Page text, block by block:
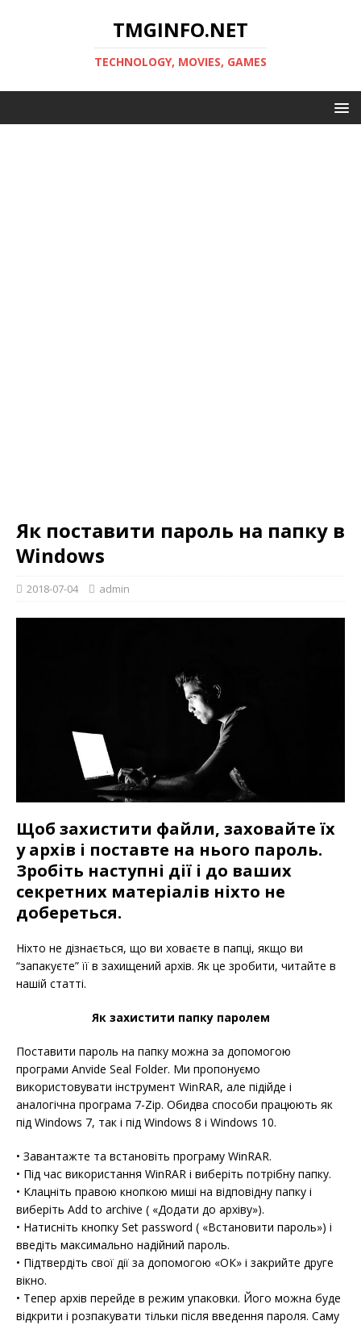
TMGINFO.NET
ТECHNOLOGY, MOVIES, GAMES
Як поставити пароль на папку в
Windows
2018-07-04 admin
Щоб захистити файли, заховайте їх
у архів і поставте на нього пароль.
Зробіть наступні дії і до ваших
секретних матеріалів ніхто не
добереться.
Ніхто не дізнається, що ви ховаєте в папці, якщо ви
“запакуєте” її в захищений архів. Як це зробити, читайте в
нашій статті.
Як захистити папку паролем
Поставити пароль на папку можна за допомогою
програми Anvide Seal Folder. Ми пропонуємо
використовувати інструмент WinRAR, але підійде і
аналогічна програма 7-Zip. Обидва способи працюють як
під Windows 7, так і під Windows 8 і Windows 10.
• Завантажте та встановіть програму WinRAR.
• Під час використання WinRAR і виберіть потрібну папку.
• Клацніть правою кнопкою миші на відповідну папку і
виберіть Add to archive ( «Додати до архіву»).
• Натисніть кнопку Set password ( «Встановити пароль») і
введіть максимально надійний пароль.
• Підтвердіть свої дії за допомогою «ОК» і закрийте друге
вікно.
• Тепер архів перейде в режим упаковки. Його можна буде
відкрити і розпакувати тільки після введення пароля. Саму